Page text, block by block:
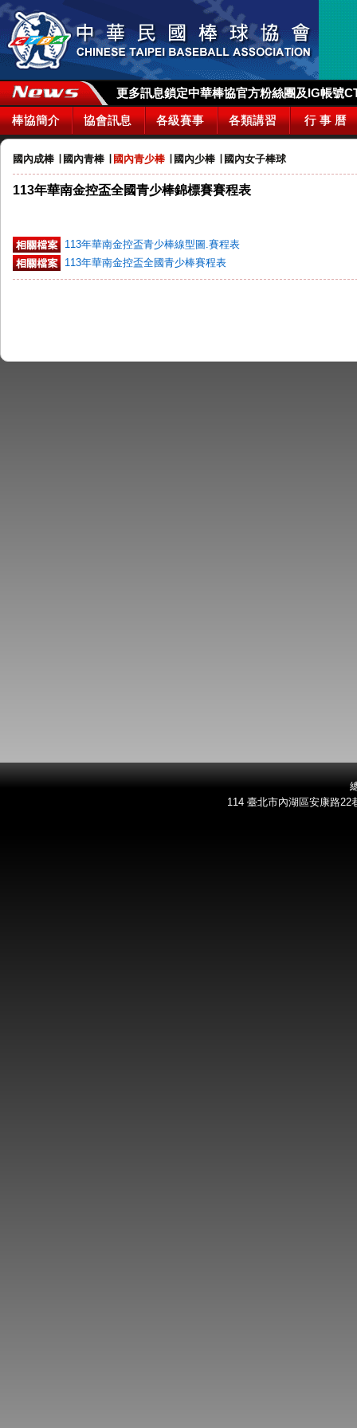
更多訊息鎖定中華棒協官方粉絲團及IG帳號
棒協簡介 協會訊息 各級賽事 各類講習 行 事 曆
國內成棒 國內青棒 國內青少棒 國內少棒 國內女子棒球
113年華南金控盃全國青少棒錦標賽賽程表
113年華南金控盃青少棒線型圖.賽程表
113年華南金控盃全國青少棒賽程表
114 臺北市內湖區安康路22